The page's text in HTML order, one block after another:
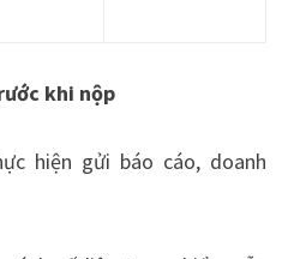
khi nộp
hiện gửi báo cáo, doanh